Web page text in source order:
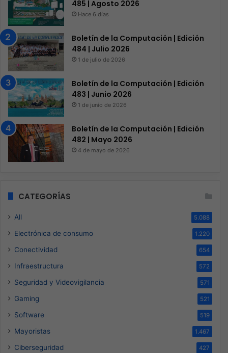
485 | Agosto 2026
Hace 6 días
Boletín de la Computación | Edición
484 | Julio 2026
1 de julio de 2026
Boletín de la Computación | Edición
483 | Junio 2026
1 de junio de 2026
Boletín de la Computación | Edición
482 | Mayo 2026
4 de mayo de 2026
CATEGORÍAS
All 5.088
Electrónica de consumo 1.220
Conectividad 654
Infraestructura 572
Seguridad y Videovigilancia 571
Gaming 521
Software 519
Mayoristas 1.467
Ciberseguridad 427